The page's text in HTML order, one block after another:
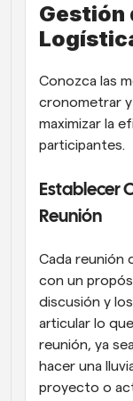
Gestión
Conozca las
cronometrar y
maximizar la
participantes.
Establecer
Reunión
Cada reunión
con un
discusión y
articular lo
reunión, ya
hacer una
proyecto o